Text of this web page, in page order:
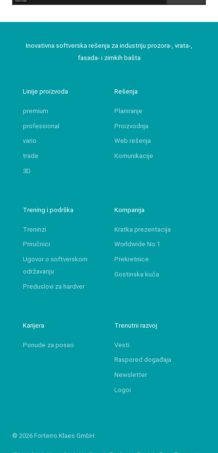
Inovativna softverska rešenja za industriju prozora-, vrata-,
fasada- i zimkih bašta
Linije proizvoda
premium
professional
vario
trade
3D
Rešenja
Planiranje
Proizvodnja
Web rešenja
Komunikacije
Trening i podrška
Treninzi
Priručnici
Ugovor o softverskom
održavanju
Preduslovi za hardver
Kompanija
Kratka prezentacija
Worldwide No.1
Prekretnice
Gostinska kuća
Karijera
Ponude za posao
Trenutni razvoj
Vesti
Raspored događaja
Newsletter
Logoi
© 2026 Forterro Klaes GmbH